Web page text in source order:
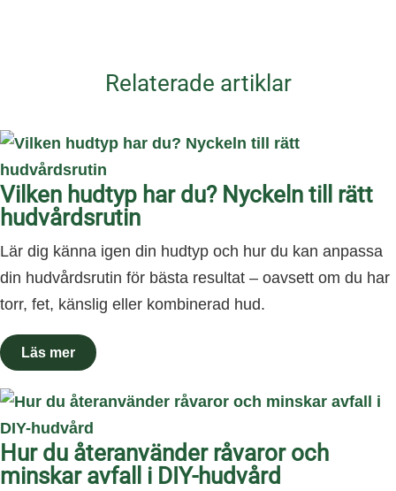
Relaterade artiklar
Vilken hudtyp har du? Nyckeln till rätt
hudvårdsrutin
Lär dig känna igen din hudtyp och hur du kan anpassa
din hudvårdsrutin för bästa resultat – oavsett om du har
torr, fet, känslig eller kombinerad hud.
Hur du återanvänder råvaror och
minskar avfall i DIY-hudvård